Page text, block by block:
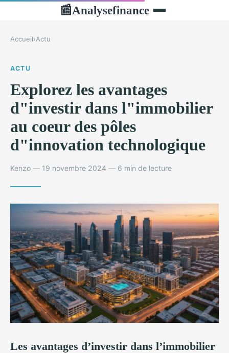
📰Analysefinance
Accueil›Actu
ACTU
Explorez les avantages
d"investir dans l"immobilier
au coeur des pôles
d"innovation technologique
Kenzo — 19 novembre 2024 — 6 min de lecture
Les avantages d’investir dans l’immobilier